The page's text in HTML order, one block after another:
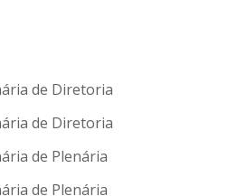
de Diretoria
de Diretoria
de Plenária
de Plenária